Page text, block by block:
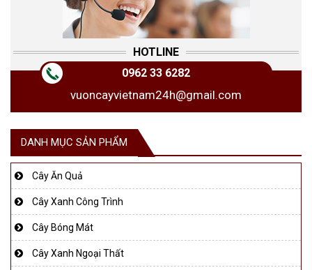
HOTLINE
0962 33 6282
vuoncayvietnam24h@gmail.com
DANH MỤC SẢN PHẨM
Cây Ăn Quả
Cây Xanh Công Trình
Cây Bóng Mát
Cây Xanh Ngoại Thất